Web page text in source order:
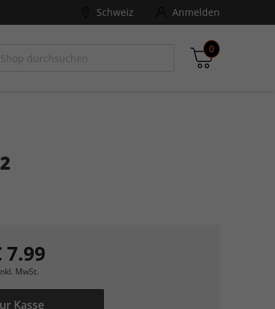
Schweiz Anmelden
0
7.99
MwSt.
Kasse